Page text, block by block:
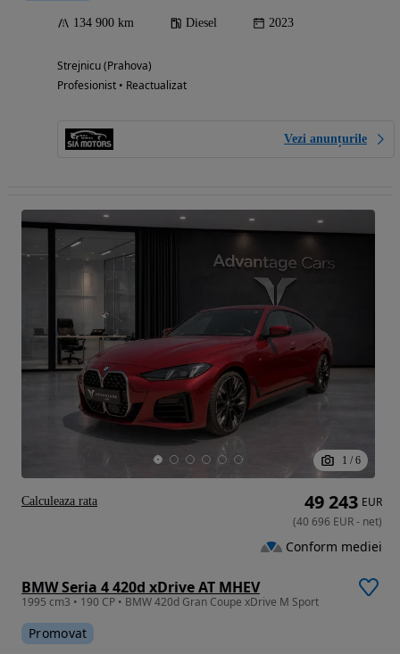
134 900 km Diesel 2023
Strejnicu (Prahova)
Profesionist • Reactualizat
Vezi anunțurile
1 / 6
BMW Seria 4 420d xDrive AT MHEV
1995 cm3 • 190 CP • BMW 420d Gran Coupe xDrive M Sport
Promovat
49 243 EUR
(40 696 EUR- net)
Conform mediei
Calculeaza rata